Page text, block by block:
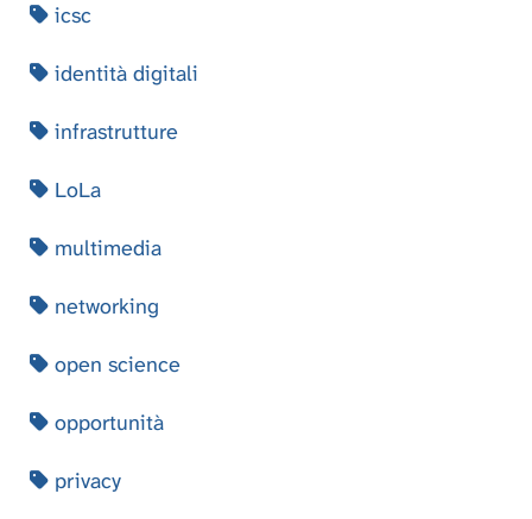
icsc
identità digitali
infrastrutture
LoLa
multimedia
networking
open science
opportunità
privacy